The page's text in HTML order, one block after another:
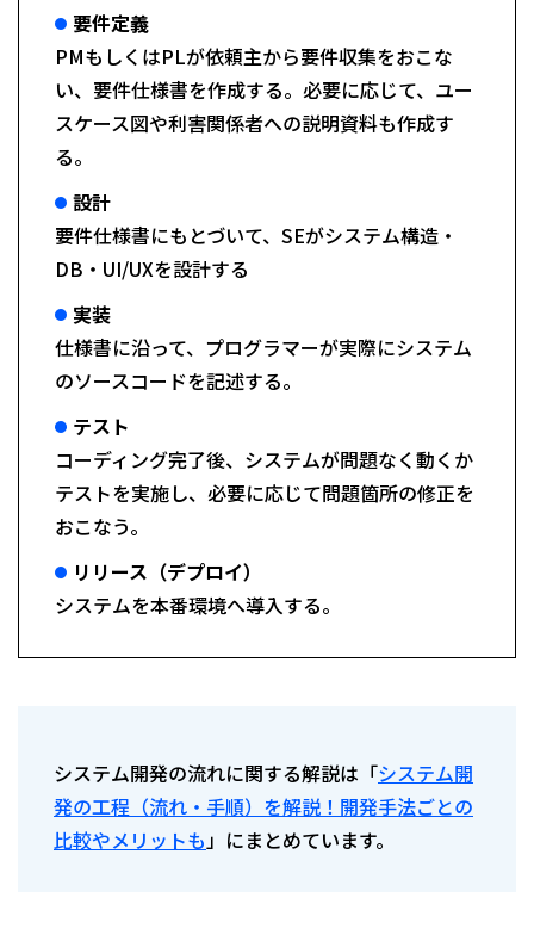
要件定義
PMもしくはPLが依頼主から要件収集をおこな
い、要件仕様書を作成する。必要に応じて、ユー
スケース図や利害関係者への説明資料も作成す
る。
設計
要件仕様書にもとづいて、SEがシステム構造・
DB・UI/UXを設計する
実装
仕様書に沿って、プログラマーが実際にシステム
のソースコードを記述する。
テスト
コーディング完了後、システムが問題なく動くか
テストを実施し、必要に応じて問題箇所の修正を
おこなう。
リリース（デプロイ）
システムを本番環境へ導入する。
システム開発の流れに関する解説は「システム開
発の工程（流れ・手順）を解説！開発手法ごとの
比較やメリットも 」にまとめています。